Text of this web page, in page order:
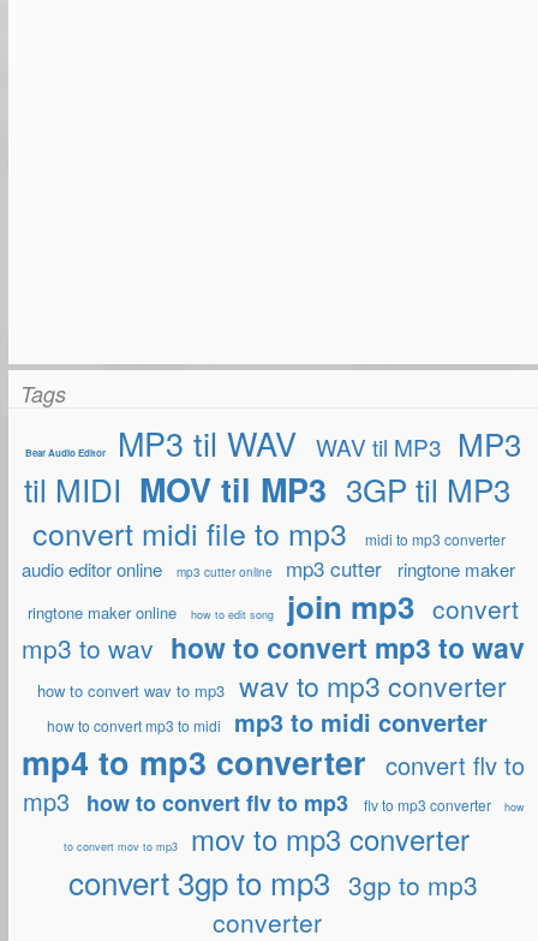
Tags
Bear Audio Editor MP3 til WAV WAV til MP3 MP3
til MIDI MOV til MP3 3GP til MP3
convert midi file to mp3 midi to mp3 converter
audio editor online mp3 cutter online mp3 cutter ringtone maker
ringtone maker online how to edit song join mp3 convert
mp3 to wav how to convert mp3 to wav
how to convert wav to mp3 wav to mp3 converter
how to convert mp3 to midi mp3 to midi converter
mp4 to mp3 converter convert flv to
mp3
how to convert flv to mp3 flv to mp3 converter how
to convert mov to mp3 mov to mp3 converter
convert 3gp to mp3 3gp to mp3
converter